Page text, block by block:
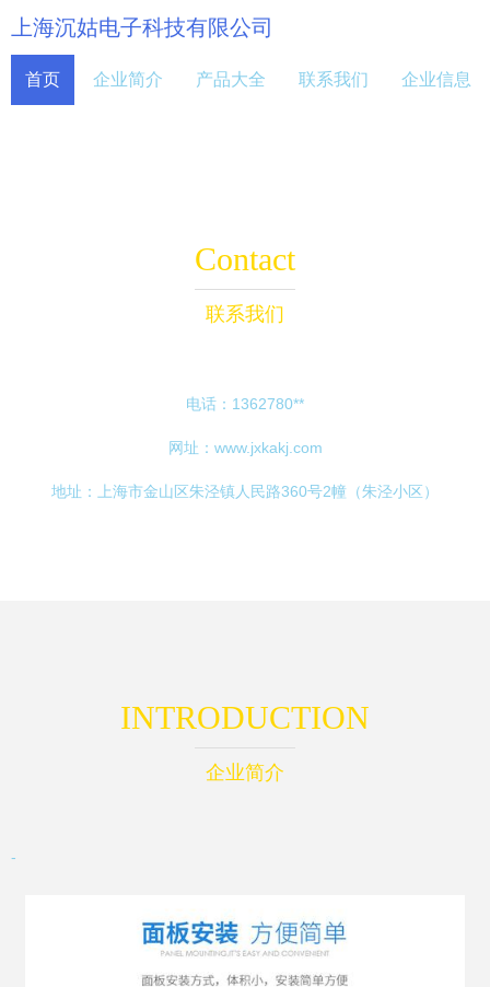
上海沉姑电子科技有限公司
首页 企业简介 产品大全 联系我们 企业信息
Contact
联系我们
电话：1362780**
网址： www.jxkakj.com
地址：上海市金山区朱泾镇人民路360号2幢（朱泾小区）
INTRODUCTION
企业简介
-